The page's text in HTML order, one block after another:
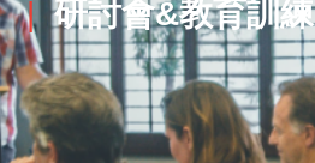
研討會&教育訓練